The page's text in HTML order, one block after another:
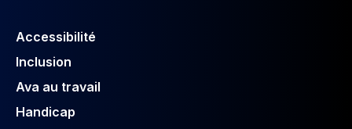
Accessibilité
Inclusion
Ava au travail
Handicap